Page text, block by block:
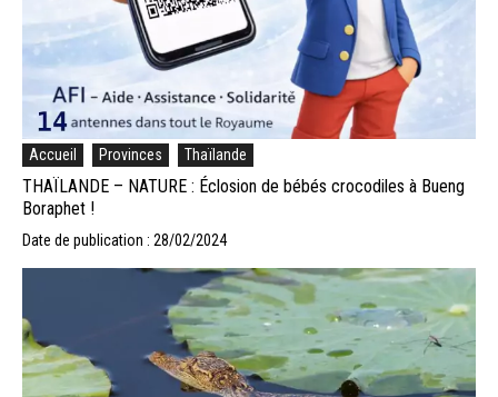
Accueil Provinces Thaïlande
THAÏLANDE – NATURE : Éclosion de bébés crocodiles à Bueng
Boraphet !
Date de publication : 28/02/2024